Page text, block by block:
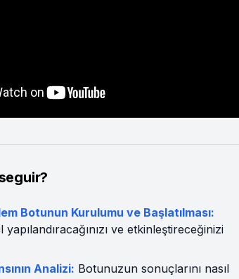
Botunun Kurulumu ve Başlatılması:
ve etkinleştireceğinizi
Analizi: Botunuzun sonuçlarını nasıl